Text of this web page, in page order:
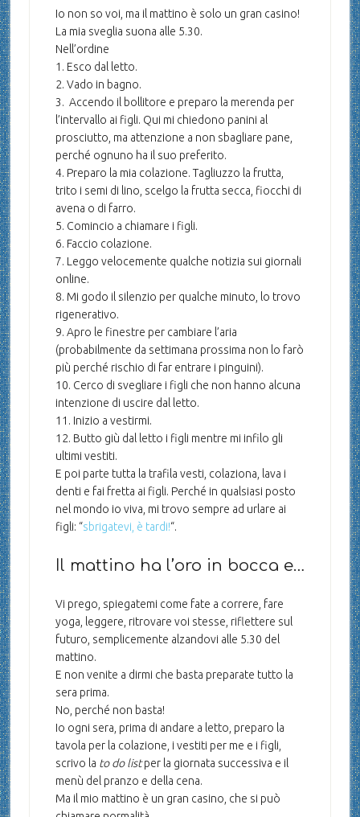
Io non so voi, ma il mattino è solo un gran casino!
La mia sveglia suona alle 5.30.
Nell’ordine
1. Esco dal letto.
2. Vado in bagno.
3. Accendo il bollitore e preparo la merenda per
l’intervallo ai figli. Qui mi chiedono panini al
prosciutto, ma attenzione a non sbagliare pane,
perché ognuno ha il suo preferito.
4. Preparo la mia colazione. Tagliuzzo la frutta,
trito i semi di lino, scelgo la frutta secca, fiocchi di
avena o di farro.
5. Comincio a chiamare i figli.
6. Faccio colazione.
7. Leggo velocemente qualche notizia sui giornali
online.
8. Mi godo il silenzio per qualche minuto, lo trovo
rigenerativo.
9. Apro le finestre per cambiare l’aria
(probabilmente da settimana prossima non lo farò
più perché rischio di far entrare i pinguini).
10. Cerco di svegliare i figli che non hanno alcuna
intenzione di uscire dal letto.
11. Inizio a vestirmi.
12. Butto giù dal letto i figli mentre mi infilo gli
ultimi vestiti.
E poi parte tutta la trafila vesti, colaziona, lava i
denti e fai fretta ai figli. Perché in qualsiasi posto
nel mondo io viva, mi trovo sempre ad urlare ai
figli: “sbrigatevi, è tardi!“.
Il mattino ha l’oro in bocca e…
Vi prego, spiegatemi come fate a correre, fare
yoga, leggere, ritrovare voi stesse, riflettere sul
futuro, semplicemente alzandovi alle 5.30 del
mattino.
E non venite a dirmi che basta preparate tutto la
sera prima.
No, perché non basta!
Io ogni sera, prima di andare a letto, preparo la
tavola per la colazione, i vestiti per me e i figli,
scrivo la to do listper la giornata successiva e il
menù del pranzo e della cena.
Ma il mio mattino è un gran casino, che si può